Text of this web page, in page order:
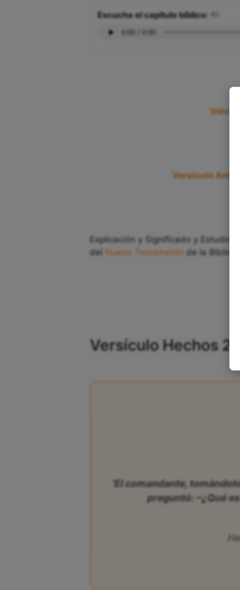
Escucha el capítulo bíblico:
Volver
Versículo
Explicación y Significado y Estudio
del Nuevo Testamentode la Biblia.
Versículo Hechos
‘El comandante,
preguntó: –¿Qué